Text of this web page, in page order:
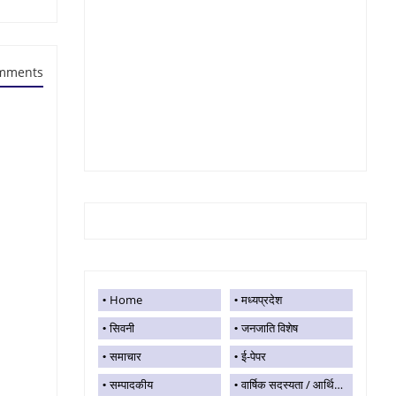
Home
मध्यप्रदेश
सिवनी
जनजाति विशेष
समाचार
ई-पेपर
सम्पादकीय
वार्षिक सदस्यता / आर्थिक सहयोग